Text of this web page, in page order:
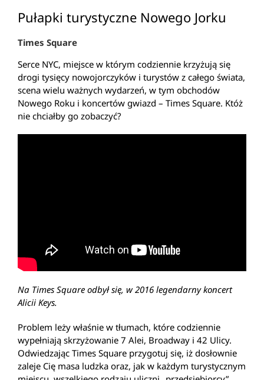
Pułapki turystyczne Nowego Jorku
Times Square
Serce NYC, miejsce w którym codziennie krzyżują się
drogi tysięcy nowojorczyków i turystów z całego świata,
scena wielu ważnych wydarzeń, w tym obchodów
Nowego Roku i koncertów gwiazd – Times Square. Któż
nie chciałby go zobaczyć?
Na Times Square odbył się, w 2016 legendarny koncert
Alicii Keys.
Problem leży właśnie w tłumach, które codziennie
wypełniają skrzyżowanie 7 Alei, Broadway i 42 Ulicy.
Odwiedzając Times Square przygotuj się, iż dosłownie
zaleje Cię masa ludzka oraz, jak w każdym turystycznym